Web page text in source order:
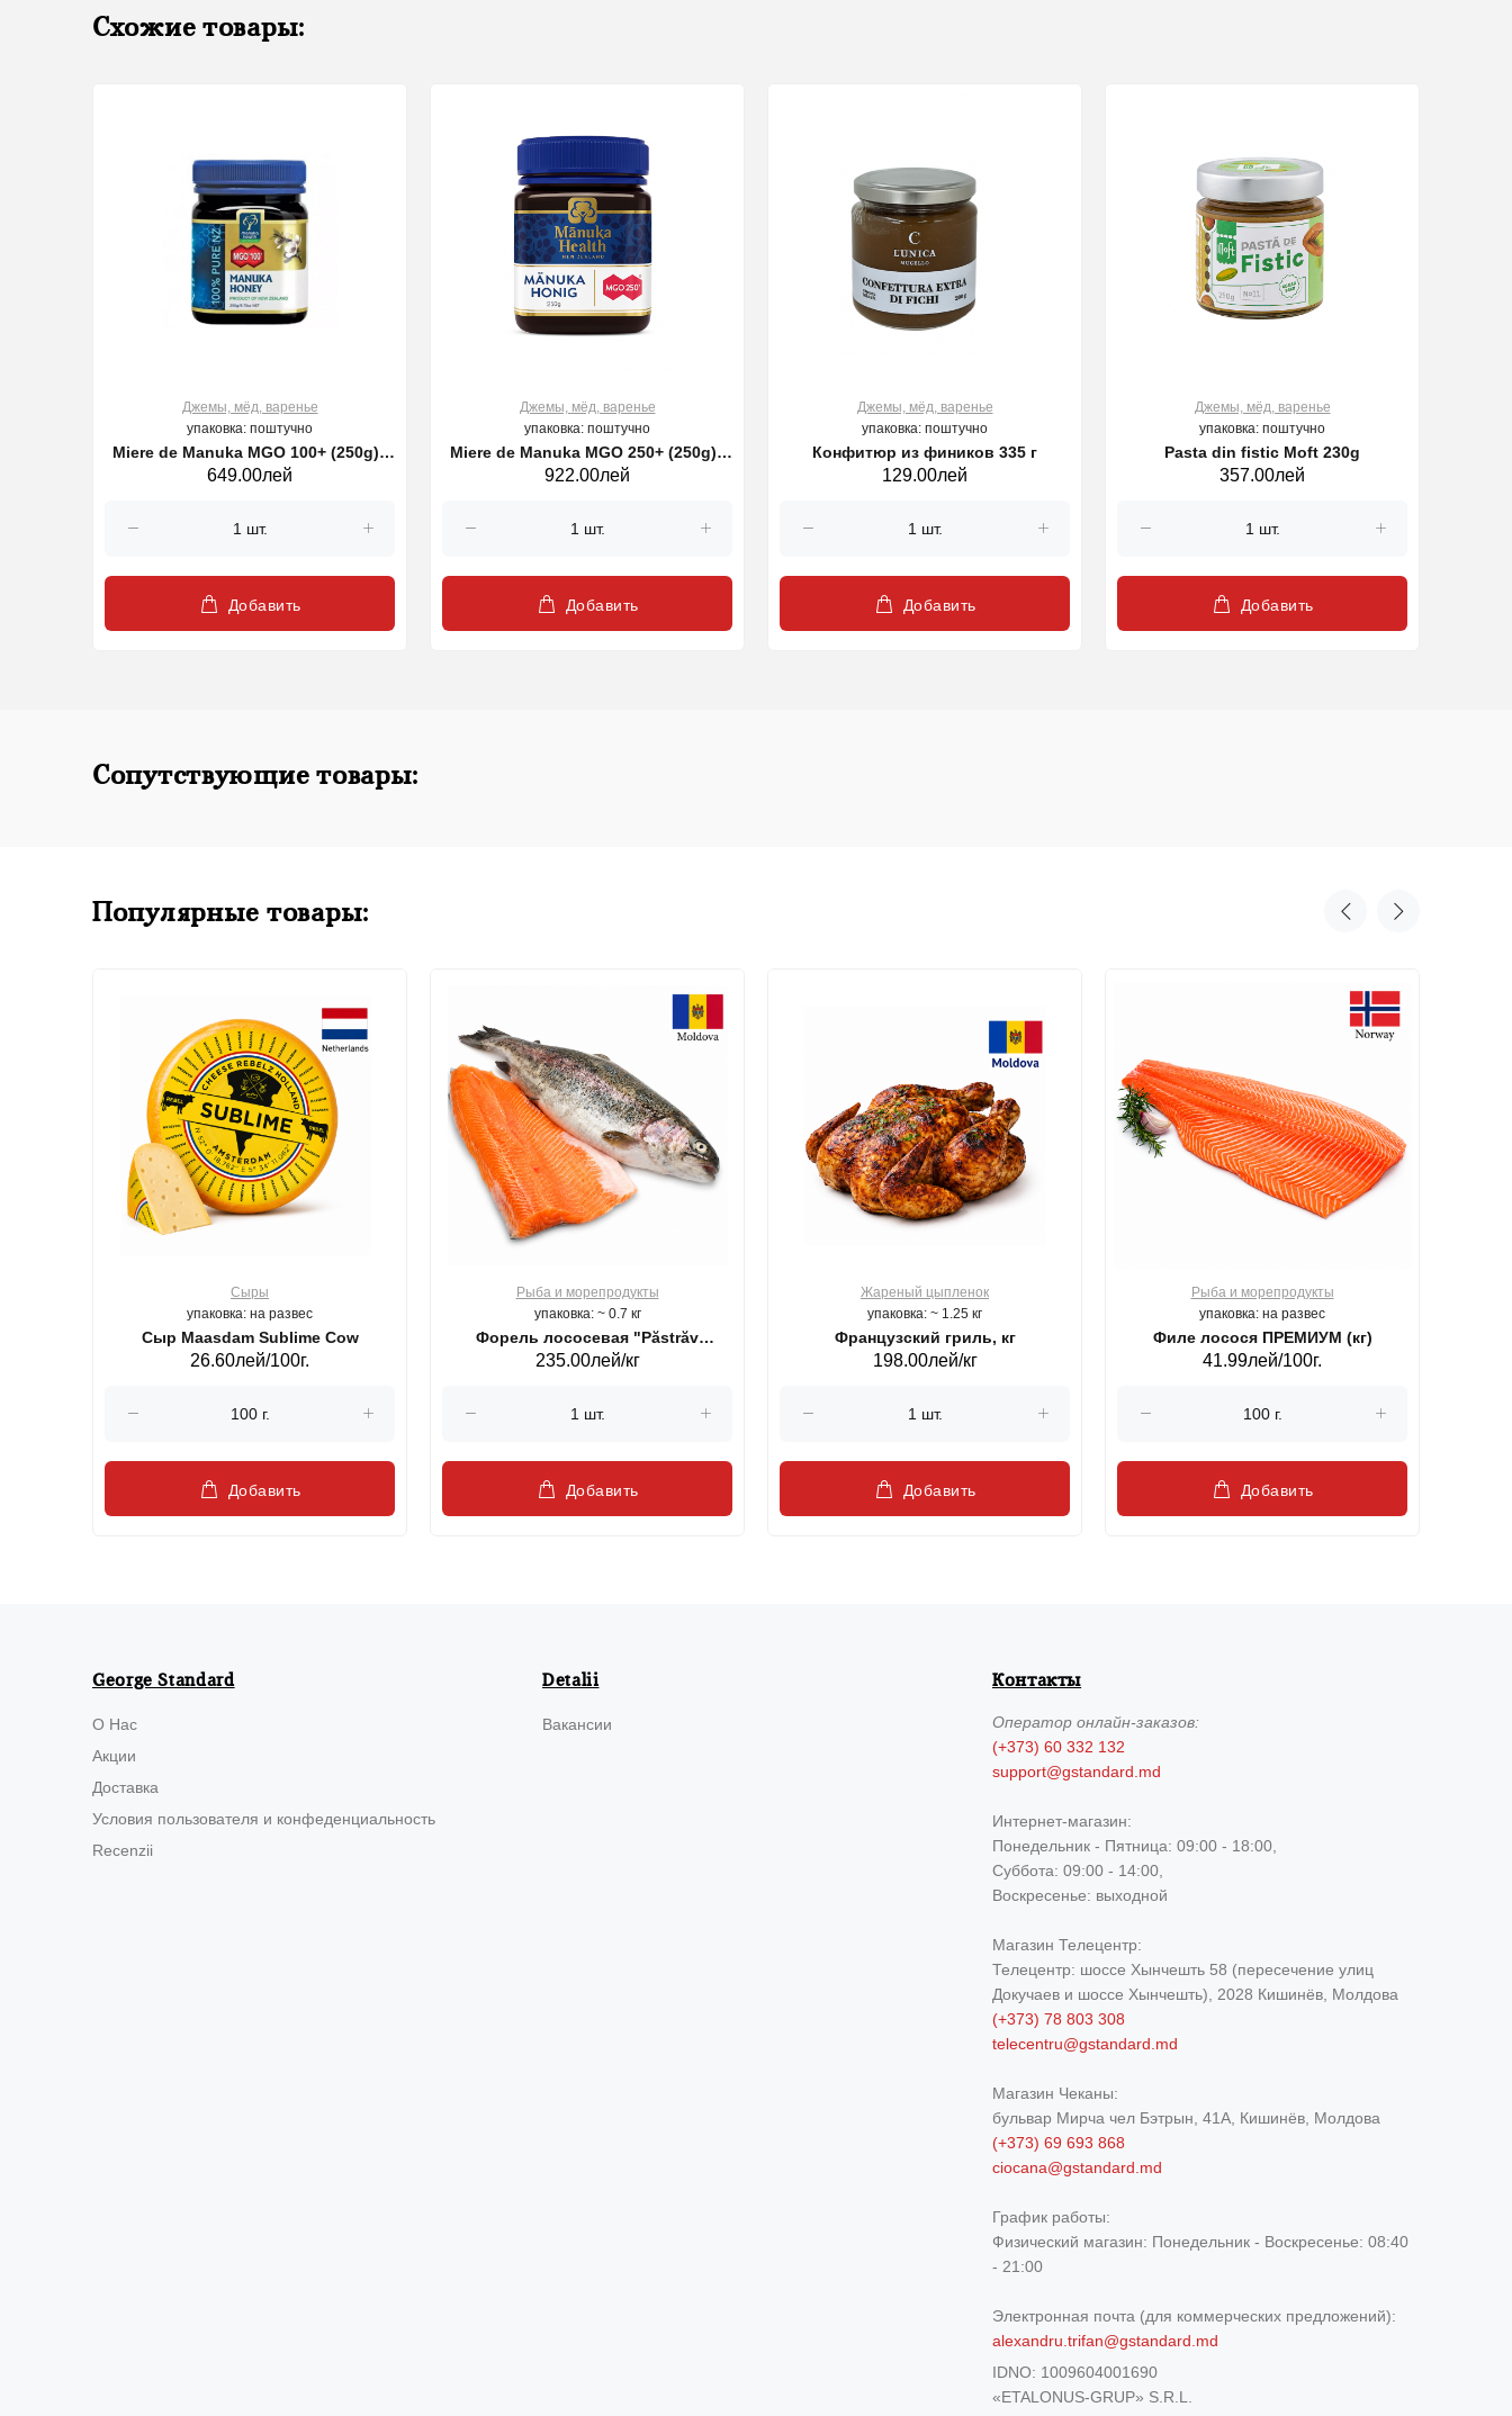
Схожие товары:
Джемы, мёд, варенье
упаковка: поштучно
Miere de Manuka MGO 100+ (250g) |
Manuka Health
649.00лей
Добавить
Джемы, мёд, варенье
упаковка: поштучно
Miere de Manuka MGO 250+ (250g) |
Manuka Health
922.00лей
Добавить
Джемы, мёд, варенье
упаковка: поштучно
Конфитюр из фиников 335 г
129.00лей
Добавить
Джемы, мёд, варенье
упаковка: поштучно
Pasta din fistic Moft 230g
357.00лей
Добавить
Сопутствующие товары:
Популярные товары:
Сыры
упаковка: на развес
Сыр Maasdam Sublime Cow
26.60лей/100г.
Добавить
Рыба и морепродукты
упаковка: ~ 0.7 кг
Форель лососевая "Păstrăv
Moldovenesc"
235.00лей/кг
Добавить
Жареный цыпленок
упаковка: ~ 1.25 кг
Французский гриль, кг
198.00лей/кг
Добавить
Рыба и морепродукты
упаковка: на развес
Филе лосося ПРЕМИУМ (кг)
41.99лей/100г.
Добавить
George Standard
О Нас
Акции
Доставка
Условия пользователя и конфеденциальность
Recenzii
Detalii
Вакансии
Контакты
Операторонлайн-заказов:
(+373) 60 332 132
support@gstandard.md
Интернет-магазин:
Понедельник - Пятница: 09:00 - 18:00,
Суббота: 09:00 - 14:00,
Воскресенье: выходной
Магазин Телецентр:
Телецентр: шоссе Хынчешть 58 (пересечение улиц
Докучаев и шоссе Хынчешть), 2028 Кишинёв, Молдова
(+373) 78 803 308
telecentru@gstandard.md
Магазин Чеканы:
бульвар Мирча чел Бэтрын, 41A, Кишинёв, Молдова
(+373) 69 693 868
ciocana@gstandard.md
График работы:
Физический магазин: Понедельник - Воскресенье: 08:40
- 21:00
Электронная почта (для коммерческих предложений):
alexandru.trifan@gstandard.md
IDNO: 1009604001690
«ETALONUS-GRUP» S.R.L.